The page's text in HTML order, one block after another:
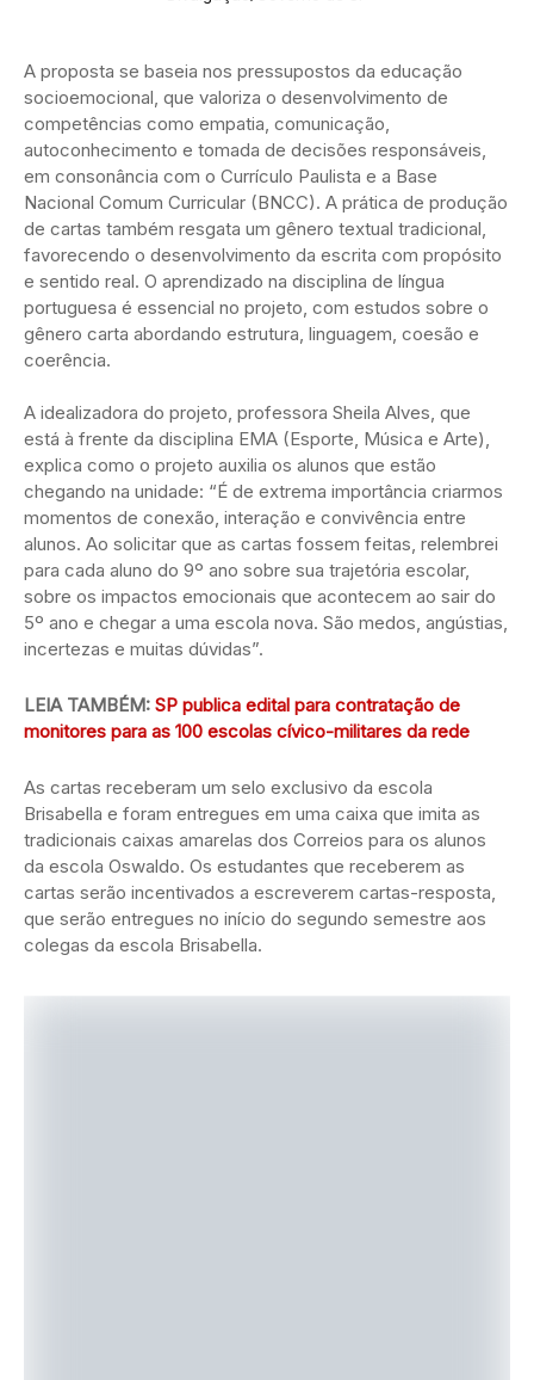
A proposta se baseia nos pressupostos da educação
socioemocional, que valoriza o desenvolvimento de
competências como empatia, comunicação,
autoconhecimento e tomada de decisões responsáveis,
em consonância com o Currículo Paulista e a Base
Nacional Comum Curricular (BNCC). A prática de produção
de cartas também resgata um gênero textual tradicional,
favorecendo o desenvolvimento da escrita com propósito
e sentido real. O aprendizado na disciplina de língua
portuguesa é essencial no projeto, com estudos sobre o
gênero carta abordando estrutura, linguagem, coesão e
coerência.
A idealizadora do projeto, professora Sheila Alves, que
está à frente da disciplina EMA (Esporte, Música e Arte),
explica como o projeto auxilia os alunos que estão
chegando na unidade: “É de extrema importância criarmos
momentos de conexão, interação e convivência entre
alunos. Ao solicitar que as cartas fossem feitas, relembrei
para cada aluno do 9º ano sobre sua trajetória escolar,
sobre os impactos emocionais que acontecem ao sair do
5º ano e chegar a uma escola nova. São medos, angústias,
incertezas e muitas dúvidas”.
LEIA TAMBÉM: SP publica edital para contratação de
monitores para as 100 escolas cívico-militares da rede
As cartas receberam um selo exclusivo da escola
Brisabella e foram entregues em uma caixa que imita as
tradicionais caixas amarelas dos Correios para os alunos
da escola Oswaldo. Os estudantes que receberem as
cartas serão incentivados a escreverem cartas-resposta,
que serão entregues no início do segundo semestre aos
colegas da escola Brisabella.